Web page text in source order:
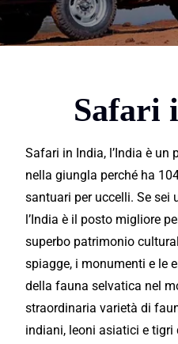
Safari
Safari in India, l’India è un
nella giungla perché ha
santuari per uccelli. Se sei
l’India è il posto migliore
superbo patrimonio
spiagge, i monumenti e le
della fauna selvatica nel
straordinaria varietà di
indiani, leoni asiatici e tigri